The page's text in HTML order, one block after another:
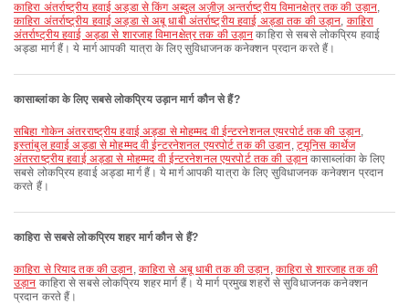
काहिरा अंतर्राष्ट्रीय हवाई अड्डा से किंग अब्दुल अज़ीज़ अन्तर्राष्ट्रीय विमानक्षेत्र तक की उड़ान,
काहिरा अंतर्राष्ट्रीय हवाई अड्डा से अबू धाबी अंतर्राष्ट्रीय हवाई अड्डा तक की उड़ान, काहिरा
अंतर्राष्ट्रीय हवाई अड्डा से शारजाह विमानक्षेत्र तक की उड़ान काहिरा से सबसे लोकप्रिय हवाई
अड्डा मार्ग हैं। ये मार्ग आपकी यात्रा के लिए सुविधाजनक कनेक्शन प्रदान करते हैं।
कासाब्लांका के लिए सबसे लोकप्रिय उड़ान मार्ग कौन से हैं?
सबिहा गोकेन अंतरराष्ट्रीय हवाई अड्डा से मोहम्मद वी ईन्टरनेशनल एयरपोर्ट तक की उड़ान,
इस्तांबुल हवाई अड्डा से मोहम्मद वी ईन्टरनेशनल एयरपोर्ट तक की उड़ान, ट्यूनिस कार्थेज
अंतरराष्ट्रीय हवाई अड्डा से मोहम्मद वी ईन्टरनेशनल एयरपोर्ट तक की उड़ान कासाब्लांका के लिए
सबसे लोकप्रिय हवाई अड्डा मार्ग हैं। ये मार्ग आपकी यात्रा के लिए सुविधाजनक कनेक्शन प्रदान
करते हैं।
काहिरा से सबसे लोकप्रिय शहर मार्ग कौन से हैं?
काहिरा से रियाद तक की उड़ान, काहिरा से अबू धाबी तक की उड़ान, काहिरा से शारजाह तक की
उड़ान काहिरा से सबसे लोकप्रिय शहर मार्ग हैं। ये मार्ग प्रमुख शहरों से सुविधाजनक कनेक्शन
प्रदान करते हैं।